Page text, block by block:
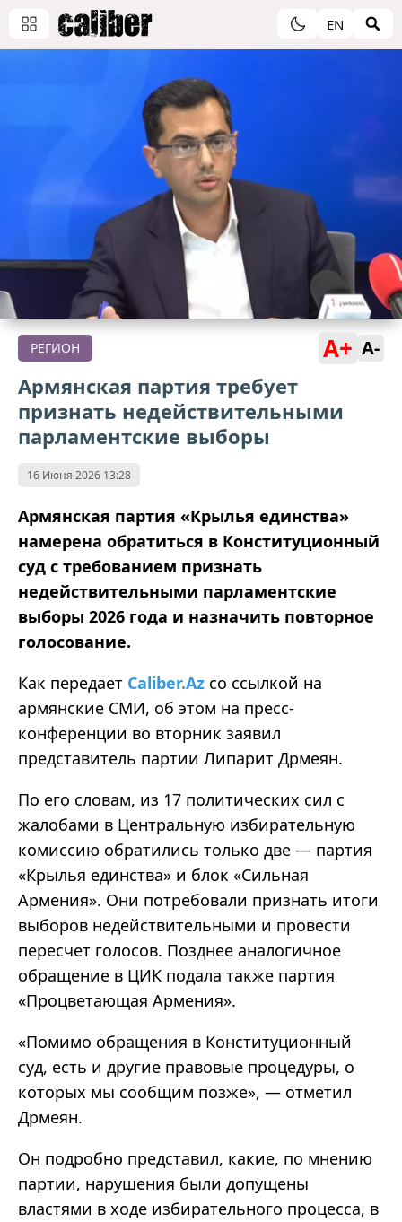
EN
РЕГИОН A+ A-
Армянская партия требует
признать недействительными
парламентские выборы
16 Июня 2026 13:28
Армянская партия «Крылья единства»
намерена обратиться в Конституционный
суд с требованием признать
недействительными парламентские
выборы 2026 года и назначить повторное
голосование.
Как передает Caliber.Az со ссылкой на
армянские СМИ, об этом на пресс-
конференции во вторник заявил
представитель партии Липарит Дрмеян.
По его словам, из 17 политических сил с
жалобами в Центральную избирательную
комиссию обратились только две — партия
«Крылья единства» и блок «Сильная
Армения». Они потребовали признать итоги
выборов недействительными и провести
пересчет голосов. Позднее аналогичное
обращение в ЦИК подала также партия
«Процветающая Армения».
«Помимо обращения в Конституционный
суд, есть и другие правовые процедуры, о
которых мы сообщим позже», — отметил
Дрмеян.
Он подробно представил, какие, по мнению
партии, нарушения были допущены
властями в ходе избирательного процесса, в